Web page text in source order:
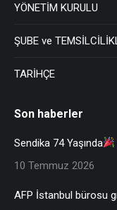
YÖNETİM KURULU
ŞUBE ve
TARİHÇE
Son haberler
Sendika 74 Yaşında
10 Temmuz 2026
AFP İstanbul bürosu